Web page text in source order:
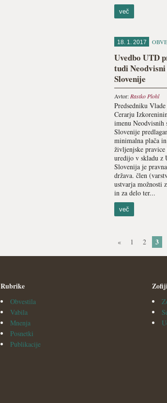
več
18. 1. 2017
Uvedbo UTD
tudi
Slovenije
Avtor: Rastko Plohl
Predsedniku
Cerarju
imenu Neodvisnih
Slovenije
minimalna plača
življenjske
uredijo v skladu z
Slovenija je
država. člen
ustvarja možnosti
in za delo ter...
več
« 1 2 3
Rubrike
Obvestila
Vabila
Mnenja
Posnetki
Publikacije